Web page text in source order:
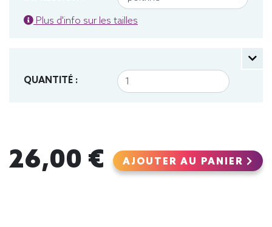
Plus d'info sur les tailles
QUANTITÉ :
26,00 € AJOUTER AU PANIER